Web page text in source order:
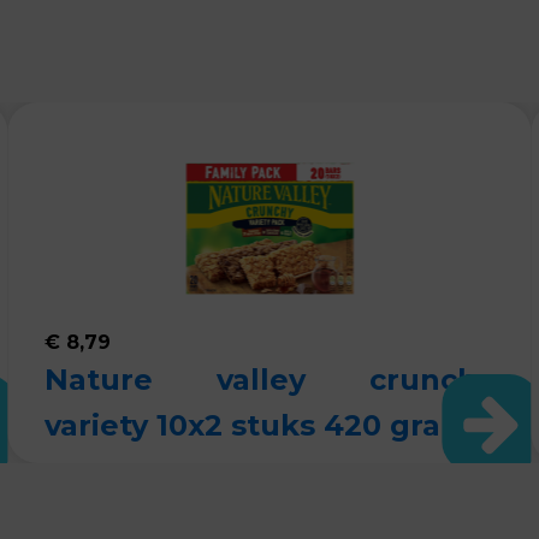
€ 8,79
Nature valley crunchy
variety 10x2 stuks 420 gram